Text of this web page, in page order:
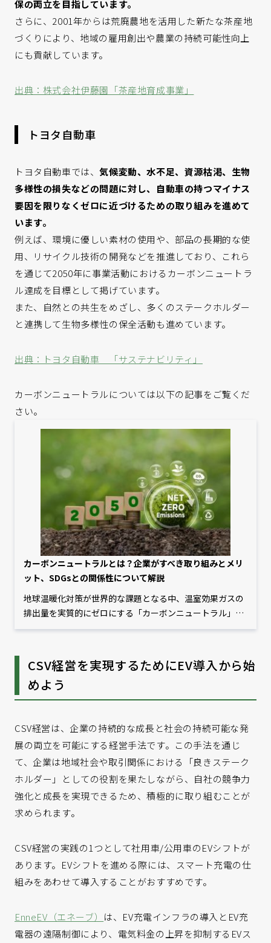
保の両立を目指しています。
さらに、2001年からは荒廃農地を活用した新たな茶産地
づくりにより、地域の雇用創出や農業の持続可能性向上
にも貢献しています。
出典：株式会社伊藤園「茶産地育成事業」
トヨタ自動車
トヨタ自動車では、気候変動、水不足、資源枯渇、生物
多様性の損失などの問題に対し、自動車の持つマイナス
要因を限りなくゼロに近づけるための取り組みを進めて
います。
例えば、環境に優しい素材の使用や、部品の長期的な使
用、リサイクル技術の開発などを推進しており、これら
を通じて2050年に事業活動におけるカーボンニュートラ
ル達成を目標として掲げています。
また、自然との共生をめざし、多くのステークホルダー
と連携して生物多様性の保全活動も進めています。
出典：トヨタ自動車 「サステナビリティ」
カーボンニュートラルについては以下の記事をご覧くだ
さい。
カーボンニュートラルとは？企業がすべき取り組みとメリ
ット、SDGsとの関係性について解説
地球温暖化対策が世界的な課題となる中、温室効果ガスの
排出量を実質的にゼロにする「カーボンニュートラル」が
注目されています。カーボンニュートラルはSDGs「持続可
ートラルの概要やSDGsとの関係性、企業がすべき取り組
みとそのメリットなどを解説します。
CSV経営を実現するためにEV導入から始
めよう
CSV経営は、企業の持続的な成長と社会の持続可能な発
展の両立を可能にする経営手法です。この手法を通じ
て、企業は地域社会や取引関係における「良きステーク
ホルダー」としての役割を果たしながら、自社の競争力
強化と成長を実現できるため、積極的に取り組むことが
求められます。
CSV経営の実践の1つとして社用車/公用車のEVシフトが
あります。EVシフトを進める際には、スマート充電の仕
組みをあわせて導入することがおすすめです。
EnneEV（エネーブ） は、EV充電インフラの導入とEV充
電器の遠隔制御により、電気料金の上昇を抑制するEVス